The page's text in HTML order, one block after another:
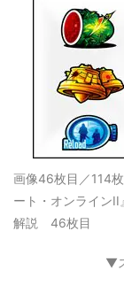
画像46枚目／114枚
ート・オンライン
解説 46枚目
▼